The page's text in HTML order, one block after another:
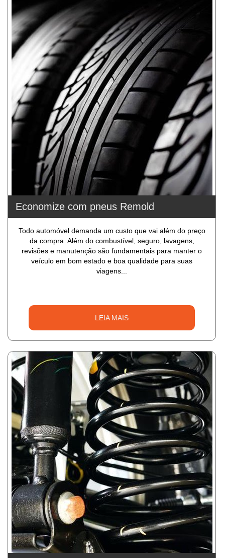
Economize com pneus Remold
Todo automóvel demanda um custo que vai além do preço
da compra. Além do combustível, seguro, lavagens,
revisões e manutenção são fundamentais para manter o
veículo em bom estado e boa qualidade para suas
viagens...
LEIA MAIS